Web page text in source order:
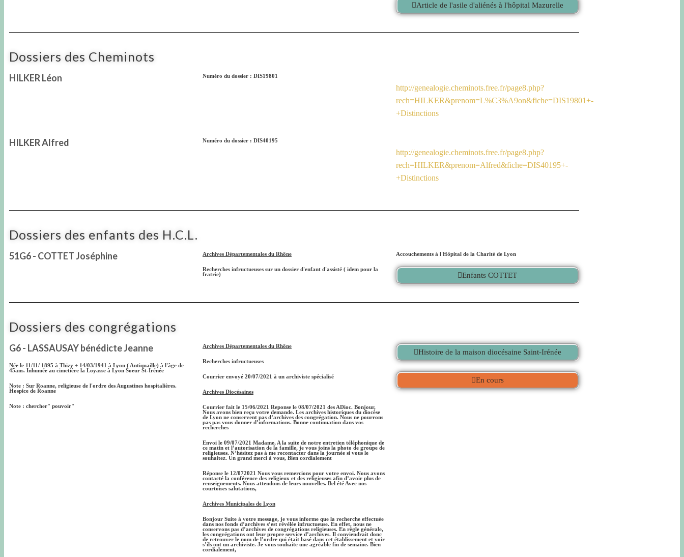
Article de l'asile d'aliénés à l'hôpital Mazurelle
Dossiers des Cheminots
HILKER Léon Numéro du dossier : DIS19801
http://genealogie.cheminots.free.fr/page8.php?
rech=HILKER&prenom=L%C3%A9on&fiche=DIS19801+-
+Distinctions
HILKER Alfred Numéro du dossier : DIS40195
http://genealogie.cheminots.free.fr/page8.php?
rech=HILKER&prenom=Alfred&fiche=DIS40195+-
+Distinctions
Dossiers des enfants des H.C.L.
51G6 - COTTET Joséphine Archives Départementales du Rhône
Recherches infructueuses sur un dossier d'enfant d'assisté ( idem pour la
fratrie)
Accouchements à l'Hôpital de la Charité de Lyon
Enfants COTTET
Dossiers des congrégations
G6 - LASSAUSAY bénédicte Jeanne
Née le 11/11/ 1895 à Thizy + 14/03/1941 à Lyon ( Antiquaille) à l'âge de
45ans. Inhumée au cimetière la Loyasse à Lyon Soeur St-Irénée
Note : Sur Roanne, religieuse de l'ordre des Augustines hospitalières.
Hospice de Roanne
Note : chercher" pouvoir"
Archives Départementales du Rhône
Recherches infructueuses
Courrier envoyé 20/07/2021 à un archiviste spécialisé
Archives Diocésaines
Courrier fait le 15/06/2021 Reponse le 08/07/2021 des ADioc. Bonjour,
Nous avons bien reçu votre demande. Les archives historiques du diocèse
de Lyon ne conservent pas d’archives des congrégation. Nous ne pourrons
pas pas vous donner d’informations. Bonne continuation dans vos
recherches
Envoi le 09/07/2021 Madame, A la suite de notre entretien téléphonique de
ce matin et l’autorisation de la famille, je vous joins la photo de groupe de
religieuses. N’hésitez pas à me recontacter dans la journée si vous le
souhaitez. Un grand merci à vous, Bien cordialement
Réponse le 12/072021 Nous vous remercions pour votre envoi. Nous avons
contacté la conférence des religieux et des religieuses afin d’avoir plus de
renseignements. Nous attendons de leurs nouvelles. Bel été Avec nos
courtoises salutations,
Archives Municipales de Lyon
Bonjour Suite à votre message, je vous informe que la recherche effectuée
dans nos fonds d’archives s’est révélée infructueuse. En effet, nous ne
conservons pas d’archives de congrégations religieuses. En règle générale,
les congrégations ont leur propre service d’archives. Il conviendrait donc
de retrouver le nom de l’ordre qui était basé dans cet établissement et voir
s’ils ont un archiviste. Je vous souhaite une agréable fin de semaine. Bien
cordialement,
Histoire de la maison diocésaine Saint-Irénée
En cours